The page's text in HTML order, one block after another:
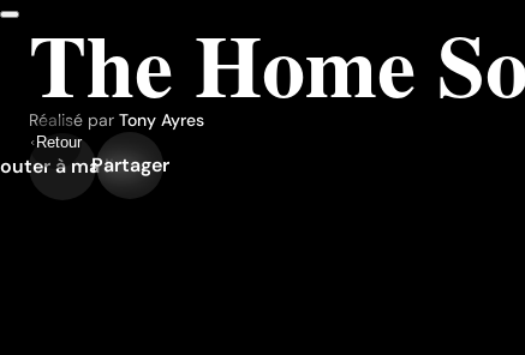
Retour
The Home
Réalisé par Tony Ayres
à ma liste
Partager